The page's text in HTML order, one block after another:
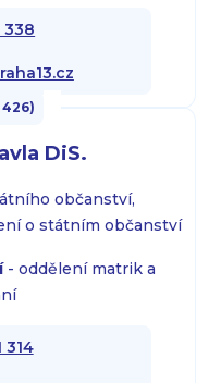
338
426)
DiS.
občanství,
o státním občanství
- oddělení matrik a
314